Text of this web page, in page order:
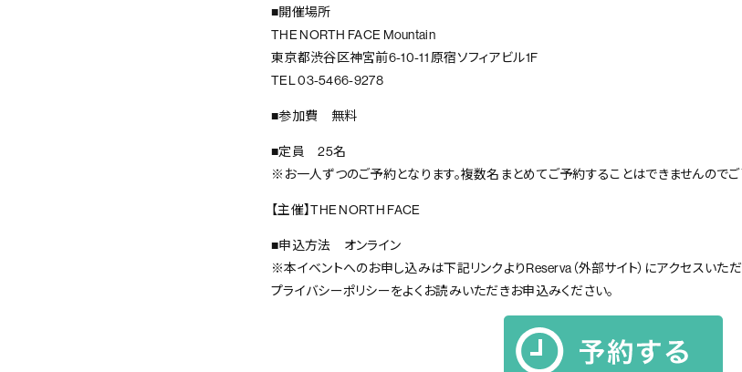
■開催場所
THE NORTH FACE Mountain
東京都渋谷区神宮前6-10-11 原宿ソフィアビル1F
TEL 03-5466-9278
■参加費 無料
■定員 25名
※お一人ずつのご予約となります。複数名まとめてご予約することはできませんのでご
【主催】THE NORTH FACE
■申込方法 オンライン
※本イベントへのお申し込みは下記リンクよりReserva（外部サイト）にアクセスいただ
プライバシーポリシーをよくお読みいただきお申込みください。